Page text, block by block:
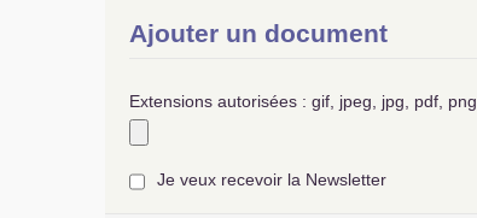
Ajouter un document
Extensions autorisées : gif, jpeg, jpg, pdf, png
Je veux recevoir la Newsletter